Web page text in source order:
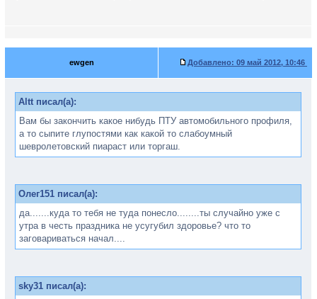
ewgen Добавлено: 09 май 2012, 10:46
Altt писал(а):
Вам бы закончить какое нибудь ПТУ автомобильного профиля,
а то сыпите глупостями как какой то слабоумный
шевролетовский пиараст или торгаш.
Олег151 писал(а):
да.......куда то тебя не туда понесло........ты случайно уже с
утра в честь праздника не усугубил здоровье? что то
заговариваться начал....
sky31 писал(а):